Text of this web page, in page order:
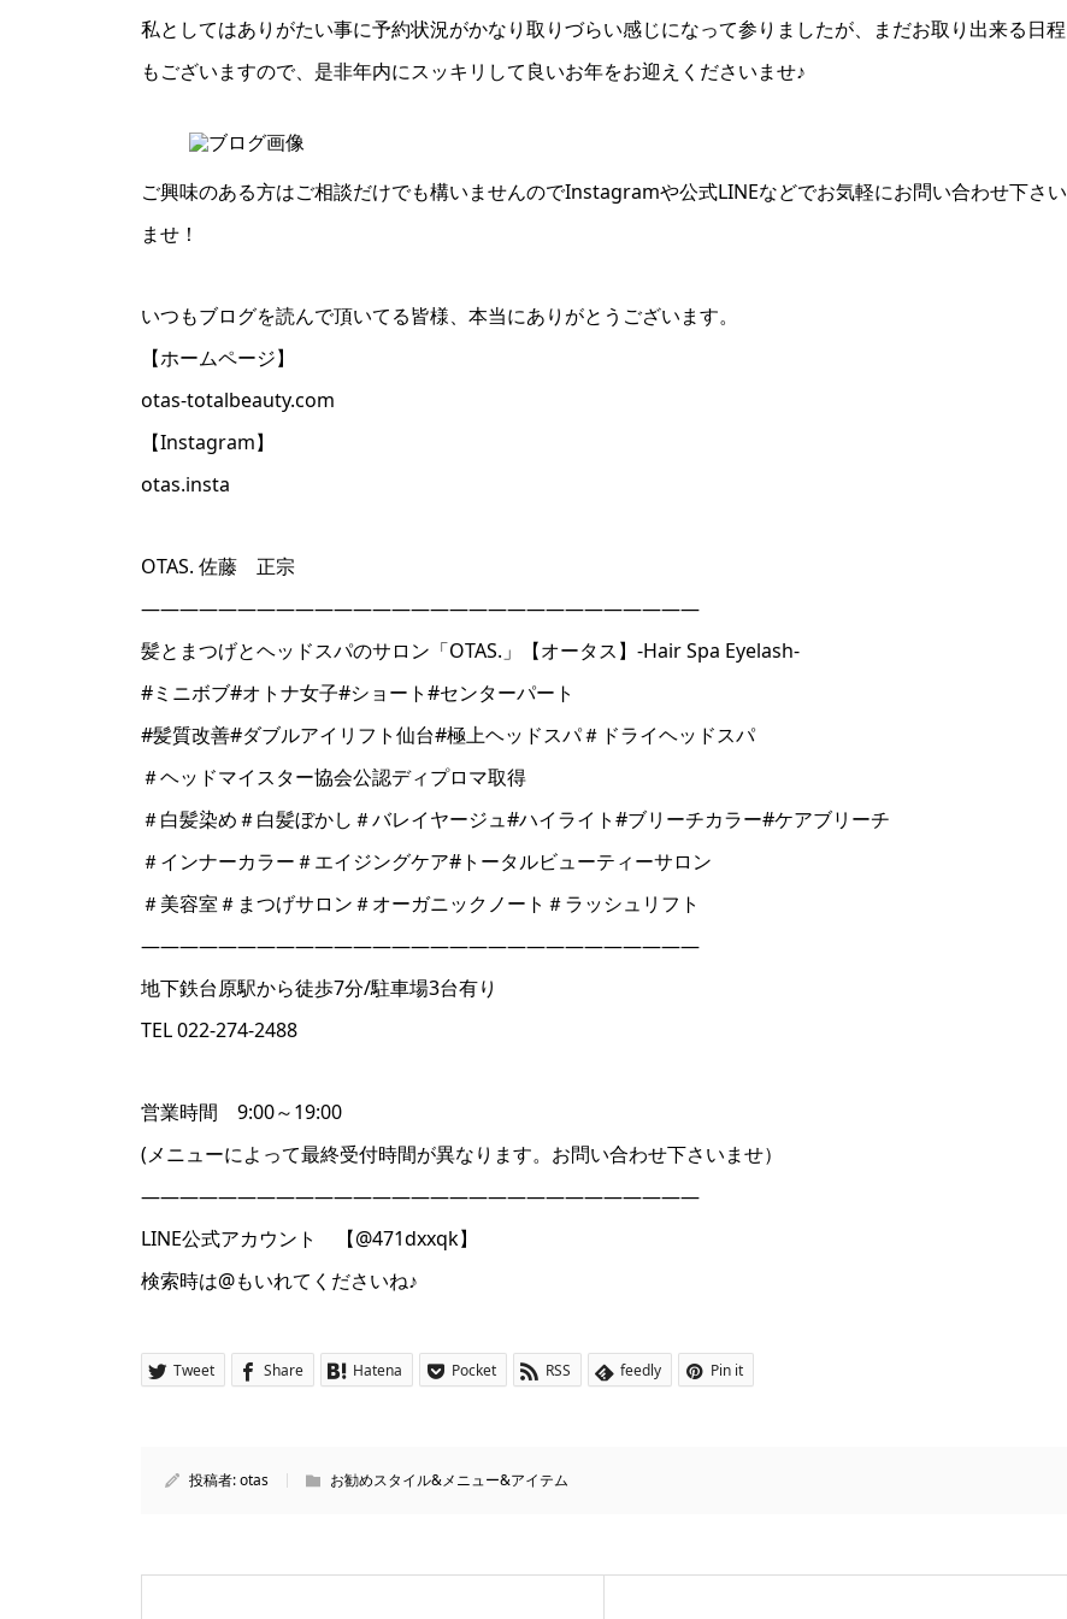
私としてはありがたい事に予約状況がかなり取りづらい感じになって参りましたが、まだお取り出来る日程
もございますので、是非年内にスッキリして良いお年をお迎えくださいませ♪
ご興味のある方はご相談だけでも構いませんのでInstagramや公式LINEなどでお気軽にお問い合わせ下さい
ませ！
いつもブログを読んで頂いてる皆様、本当にありがとうございます。
【ホームページ】
otas-totalbeauty.com
【Instagram】
otas.insta
OTAS. 佐藤 正宗
―――――――――――――――――――――――――――――
髪とまつげとヘッドスパのサロン「OTAS.」【オータス】-Hair Spa Eyelash-
#ミニボブ#オトナ女子#ショート#センターパート
#髪質改善#ダブルアイリフト仙台#極上ヘッドスパ＃ドライヘッドスパ
＃ヘッドマイスター協会公認ディプロマ取得
＃白髪染め＃白髪ぼかし＃バレイヤージュ#ハイライト#ブリーチカラー#ケアブリーチ
＃インナーカラー＃エイジングケア#トータルビューティーサロン
＃美容室＃まつげサロン＃オーガニックノート＃ラッシュリフト
―――――――――――――――――――――――――――――
地下鉄台原駅から徒歩7分/駐車場3台有り
TEL 022-274-2488
営業時間 9:00～19:00
(メニューによって最終受付時間が異なります。お問い合わせ下さいませ）
―――――――――――――――――――――――――――――
LINE公式アカウント 【@471dxxqk】
検索時は@もいれてくださいね♪
Tweet Share Hatena Pocket RSS feedly Pin it
投稿者:otas お勧めスタイル&メニュー&アイテム